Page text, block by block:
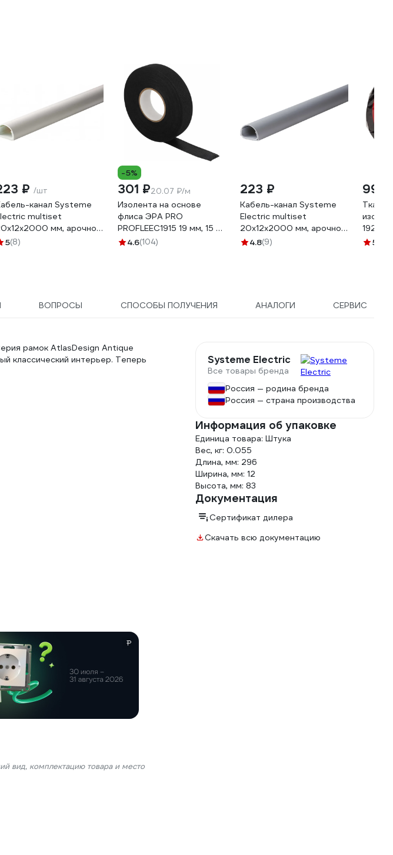
₽ /шт
канал Systeme
multiset
мм, арочной
пвх, белый
5(8)
-5%
301 ₽20.07 ₽/м
Изолента на основе
флиса ЭРА PRO
PROFLEEC1915 19 мм, 15 м,
0,3 мм, черная Б0057181
4.6(104)
223 ₽
Кабель-канал Systeme
Electric multiset
20x12x2000 мм, арочной
формы, пвх, серый
4.8(9)
998
1925
5
ВОПРОСЫ СПОСОБЫ ПОЛУЧЕНИЯ АНАЛОГИ СЕРВИС
рамок AtlasDesign Antique
классический интерьер. Теперь
вид, комплектацию товара и место
Systeme Electric
Все товары бренда
Россия — родина бренда
Россия — страна производства
Информация об упаковке
Единица товара: Штука
Вес, кг: 0.055
Длина, мм: 296
Ширина, мм: 12
Высота, мм: 83
Документация
Сертификат дилера
Скачать всю документацию